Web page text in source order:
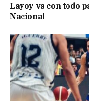
Layoy va con todo
Nacional